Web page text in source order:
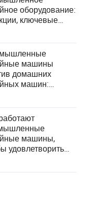
оборудование:
ключевые
машины
домашних
машин:
как
так
швей
машины,
удовлетворить